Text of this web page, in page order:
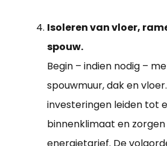
Isoleren van vloer,
spouw.
Begin – indien nodig –
spouwmuur, dak en
investeringen leiden tot
binnenklimaat en